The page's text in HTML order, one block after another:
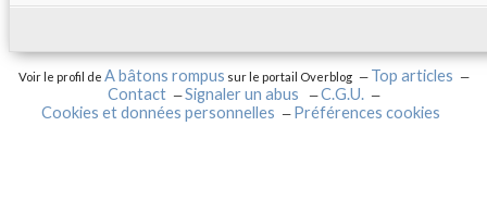
Voir le profil de A bâtons rompus sur le portail Overblog
Top articles
Contact
Signaler un abus
C.G.U.
Cookies et données personnelles
Préférences cookies